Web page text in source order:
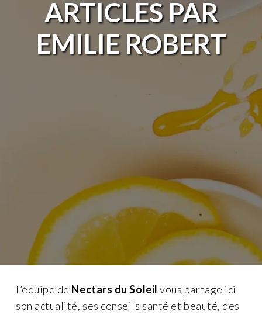
ARTICLES PAR
EMILIE ROBERT
L’équipe de Nectars du Soleil vous partage ici
son actualité, ses conseils santé et beauté, des